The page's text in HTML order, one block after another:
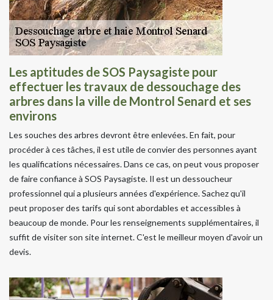
Les aptitudes de SOS Paysagiste pour
effectuer les travaux de dessouchage des
arbres dans la ville de Montrol Senard et ses
environs
Les souches des arbres devront être enlevées. En fait, pour
procéder à ces tâches, il est utile de convier des personnes ayant
les qualifications nécessaires. Dans ce cas, on peut vous proposer
de faire confiance à SOS Paysagiste. Il est un dessoucheur
professionnel qui a plusieurs années d'expérience. Sachez qu'il
peut proposer des tarifs qui sont abordables et accessibles à
beaucoup de monde. Pour les renseignements supplémentaires, il
suffit de visiter son site internet. C'est le meilleur moyen d'avoir un
devis.